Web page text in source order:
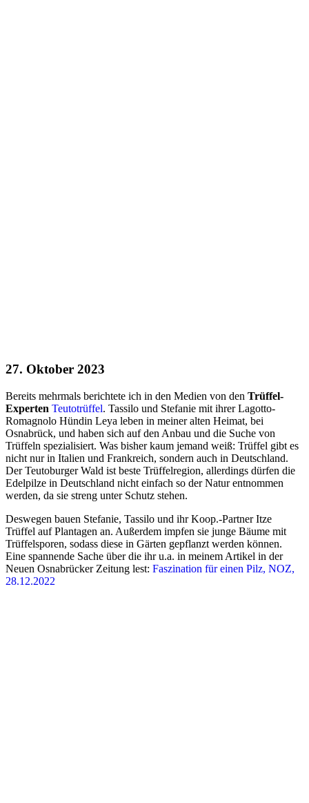
27. Oktober 2023
Bereits mehrmals berichtete ich in den Medien von den Trüffel-
Experten Teutotrüffel. Tassilo und Stefanie mit ihrer Lagotto-
Romagnolo Hündin Leya leben in meiner alten Heimat, bei
Osnabrück, und haben sich auf den Anbau und die Suche von
Trüffeln spezialisiert. Was bisher kaum jemand weiß: Trüffel gibt es
nicht nur in Italien und Frankreich, sondern auch in Deutschland.
Der Teutoburger Wald ist beste Trüffelregion, allerdings dürfen die
Edelpilze in Deutschland nicht einfach so der Natur entnommen
werden, da sie streng unter Schutz stehen.
Deswegen bauen Stefanie, Tassilo und ihr Koop.-Partner Itze
Trüffel auf Plantagen an. Außerdem impfen sie junge Bäume mit
Trüffelsporen, sodass diese in Gärten gepflanzt werden können.
Eine spannende Sache über die ihr u.a. in meinem Artikel in der
Neuen Osnabrücker Zeitung lest: Faszination für einen Pilz, NOZ,
28.12.2022